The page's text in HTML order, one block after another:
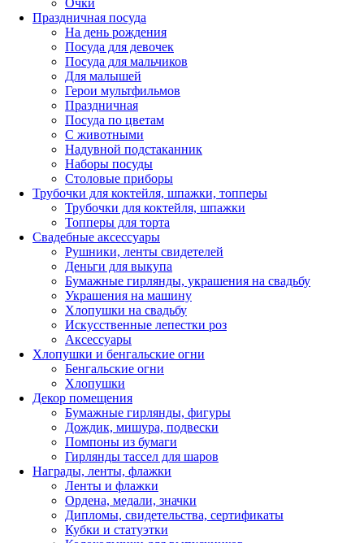
Праздничная посуда
На день рождения
Посуда для девочек
Посуда для мальчиков
Для малышей
Герои мультфильмов
Праздничная
Посуда по цветам
С животными
Надувной подстаканник
Наборы посуды
Столовые приборы
Трубочки для коктейля, шпажки, топперы
Трубочки для коктейля, шпажки
Топперы для торта
Свадебные аксессуары
Рушники, ленты свидетелей
Деньги для выкупа
Бумажные гирлянды, украшения на свадьбу
Украшения на машину
Хлопушки на свадьбу
Искусственные лепестки роз
Аксессуары
Хлопушки и бенгальские огни
Бенгальские огни
Хлопушки
Декор помещения
Бумажные гирлянды, фигуры
Дождик, мишура, подвески
Помпоны из бумаги
Гирлянды тассел для шаров
Награды, ленты, флажки
Ленты и флажки
Ордена, медали, значки
Дипломы, свидетельства, сертификаты
Кубки и статуэтки